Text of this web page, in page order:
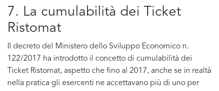
7. La cumulabilità dei Ticket
Ristomat
Il decreto del Ministero dello Sviluppo Economico n.
122/2017 ha introdotto il concetto di cumulabilità dei
Ticket Ristomat, aspetto che fino al 2017, anche se in realtà
nella pratica gli esercenti ne accettavano più di uno per